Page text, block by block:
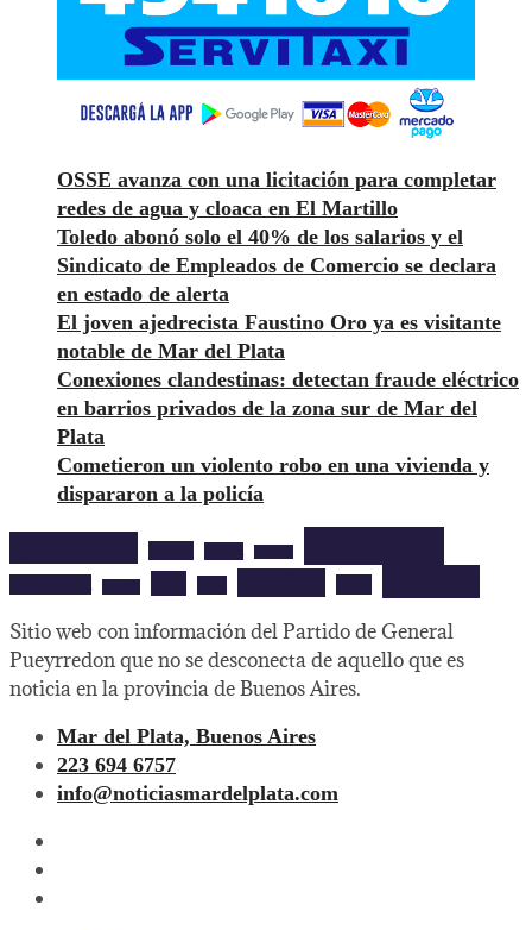
OSSE avanza con una licitación para completar
redes de agua y cloaca en El Martillo
Toledo abonó solo el 40% de los salarios y el
Sindicato de Empleados de Comercio se declara
en estado de alerta
El joven ajedrecista Faustino Oro ya es visitante
notable de Mar del Plata
Conexiones clandestinas: detectan fraude eléctrico
en barrios privados de la zona sur de Mar del
Plata
Cometieron un violento robo en una vivienda y
dispararon a la policía
Sitio web con información del Partido de General
Pueyrredon que no se desconecta de aquello que es
noticia en la provincia de Buenos Aires.
Mar del Plata, Buenos Aires
223 694 6757
info@noticiasmardelplata.com